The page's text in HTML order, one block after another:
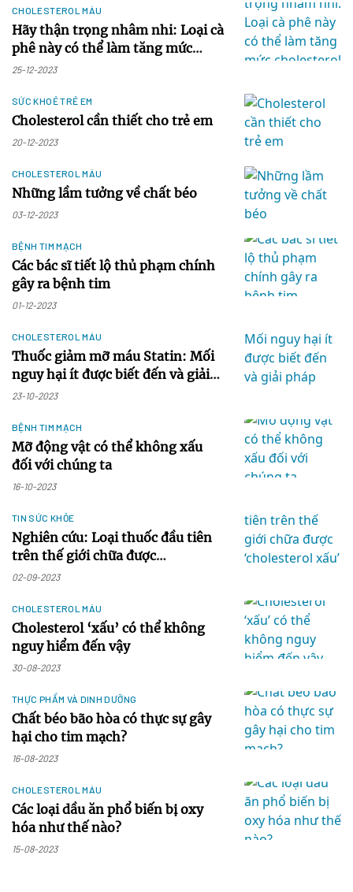
CHOLESTEROL MÁU
Hãy thận trọng nhâm nhi: Loại cà
phê này có thể làm tăng mức
cholesterol như thế nào
25-12-2023
SỨC KHOẺ TRẺ EM
Cholesterol cần thiết cho trẻ em
20-12-2023
CHOLESTEROL MÁU
Những lầm tưởng về chất béo
03-12-2023
BỆNH TIM MẠCH
Các bác sĩ tiết lộ thủ phạm chính
gây ra bệnh tim
01-12-2023
CHOLESTEROL MÁU
Thuốc giảm mỡ máu Statin: Mối
nguy hại ít được biết đến và giải
pháp thay thế hiệu quả
23-10-2023
BỆNH TIM MẠCH
Mỡ động vật có thể không xấu
đối với chúng ta
16-10-2023
TIN SỨC KHỎE
Nghiên cứu: Loại thuốc đầu tiên
trên thế giới chữa được
‘cholesterol xấu’ vốn mang tiếng
02-09-2023
CHOLESTEROL MÁU
Cholesterol ‘xấu’ có thể không
nguy hiểm đến vậy
30-08-2023
THỰC PHẨM VÀ DINH DƯỠNG
Chất béo bão hòa có thực sự gây
hại cho tim mạch?
16-08-2023
CHOLESTEROL MÁU
Các loại dầu ăn phổ biến bị oxy
hóa như thế nào?
15-08-2023